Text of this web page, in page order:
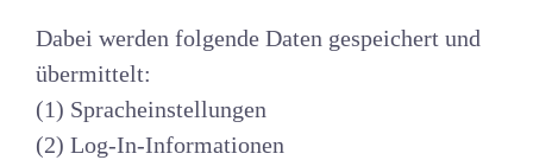
Dabei werden folgende Daten gespeichert und
übermittelt:
(1) Spracheinstellungen
(2) Log-In-Informationen